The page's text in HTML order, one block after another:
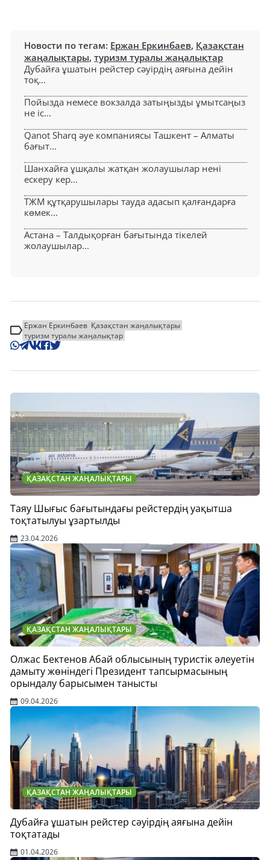
Новости по тегам: Ержан Еркинбаев, Қазақстан
жаңалықтары, туризм туралы жаңалықтар
Дубайға ұшатын рейстер сәуірдің аяғына дейін
тоқ...
Пойызда немесе вокзалда затыңызды ұмытсаңыз
не іс...
Qanot Sharq әуе компаниясы Ташкент – Алматы
бағыт...
Шанхайға ұшқалы жатқан жолаушылар нені
ескеру кер...
ТЖМ құтқарушылары тауда адасып қалғандарға
көмек...
Астана – Талдықорған бағытында тікелей
жолаушылар...
Ержан Еркинбаев Қазақстан жаңалықтары
туризм туралы жаңалықтар
ҚАЗАҚСТАН ЖАҢАЛЫҚТАРЫ
Таяу Шығыс бағытындағы рейстердің уақытша
тоқтатылуы ұзартылды
23.04.2026
ҚАЗАҚСТАН ЖАҢАЛЫҚТАРЫ
Олжас Бектенов Абай облысының туристік әлеуетін
дамыту жөніндегі Президент тапсырмасының
орындалу барысымен танысты
09.04.2026
ҚАЗАҚСТАН ЖАҢАЛЫҚТАРЫ
Дубайға ұшатын рейстер сәуірдің аяғына дейін
тоқтатады
01.04.2026